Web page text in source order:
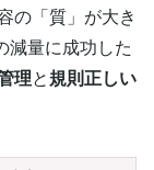
の「質」が大き
減量に成功した
理と規則正しい